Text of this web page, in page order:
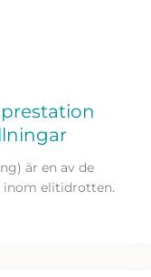
är en av de
inom elitidrotten.